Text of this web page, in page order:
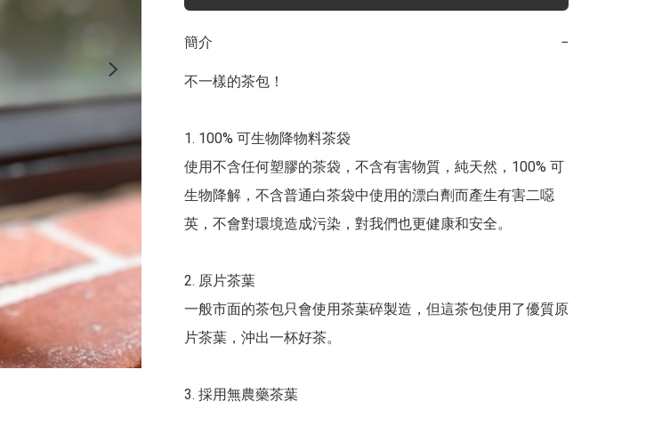
簡介 −
不一樣的茶包！
1.	100% 可生物降物料茶袋
使用不含任何塑膠的茶袋，不含有害物質，純天然，100% 可
生物降解，不含普通白茶袋中使用的漂白劑而產生有害二噁
英，不會對環境造成污染，對我們也更健康和安全。
2.	原片茶葉
一般市面的茶包只會使用茶葉碎製造，但這茶包使用了優質原
片茶葉，沖出一杯好茶。
3.	採用無農藥茶葉